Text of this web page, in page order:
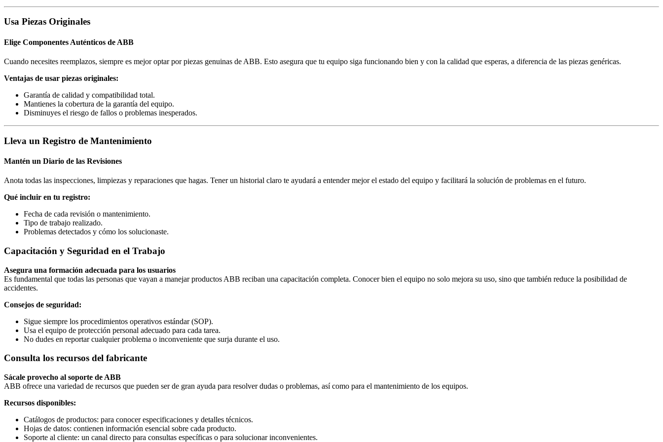
Usa Piezas Originales
Elige Componentes Auténticos de ABB
Cuando necesites reemplazos, siempre es mejor optar por piezas genuinas de ABB. Esto asegura que tu equipo siga funcionando bien y con la calidad que esperas, a diferencia de las piezas genéricas.
Ventajas de usar piezas originales:
Garantía de calidad y compatibilidad total.
Mantienes la cobertura de la garantía del equipo.
Disminuyes el riesgo de fallos o problemas inesperados.
Lleva un Registro de Mantenimiento
Mantén un Diario de las Revisiones
Anota todas las inspecciones, limpiezas y reparaciones que hagas. Tener un historial claro te ayudará a entender mejor el estado del equipo y facilitará la solución de problemas en el futuro.
Qué incluir en tu registro:
Fecha de cada revisión o mantenimiento.
Tipo de trabajo realizado.
Problemas detectados y cómo los solucionaste.
Capacitación y Seguridad en el Trabajo
Asegura una formación adecuada para los usuarios
Es fundamental que todas las personas que vayan a manejar productos ABB reciban una capacitación completa. Conocer bien el equipo no solo mejora su uso, sino que también reduce la posibilidad de
accidentes.
Consejos de seguridad:
Sigue siempre los procedimientos operativos estándar (SOP).
Usa el equipo de protección personal adecuado para cada tarea.
No dudes en reportar cualquier problema o inconveniente que surja durante el uso.
Consulta los recursos del fabricante
Sácale provecho al soporte de ABB
ABB ofrece una variedad de recursos que pueden ser de gran ayuda para resolver dudas o problemas, así como para el mantenimiento de los equipos.
Recursos disponibles:
Catálogos de productos: para conocer especificaciones y detalles técnicos.
Hojas de datos: contienen información esencial sobre cada producto.
Soporte al cliente: un canal directo para consultas específicas o para solucionar inconvenientes.